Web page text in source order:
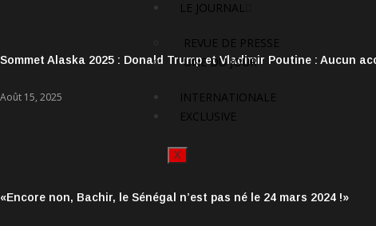
LE JOURNAL
REVUE DE PRESSE
UNE DU JOUR
INTERNATIONALE
EXCLUSIVE
X
Sommet Alaska 2025 : Donald Trump et Vladimir Poutine : Aucun
Août 15, 2025
«Encore non, Bachir, le Sénégal n’est pas né le 24 mars 2024 !»